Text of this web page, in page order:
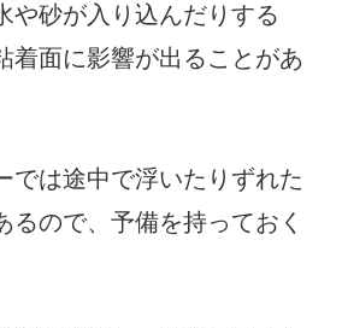
や砂が入り込んだりする
着面に影響が出ることがあ
では途中で浮いたりずれた
るので、予備を持っておく